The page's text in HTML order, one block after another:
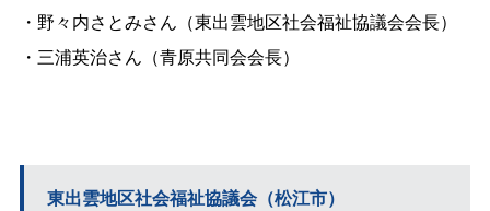
・野々内さとみさん（東出雲地区社会福祉協議会会長）
・三浦英治さん（青原共同会会長）
東出雲地区社会福祉協議会（松江市）